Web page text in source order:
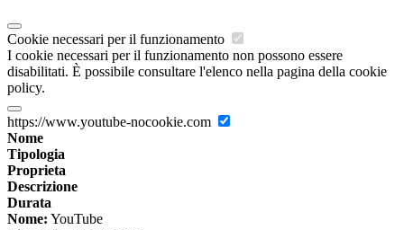
Cookie necessari per il funzionamento
I cookie necessari per il funzionamento non possono essere
disabilitati. È possibile consultare l'elenco nella pagina della cookie
policy.
https://www.youtube-nocookie.com
Nome
Tipologia
Proprieta
Descrizione
Durata
Nome: YouTube